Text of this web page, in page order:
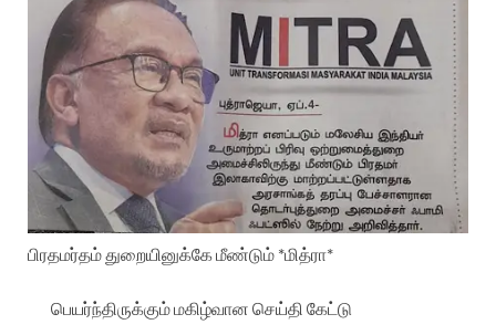
பிரதமர்தம்துறையினுக்கேமீண்டும் *மித்ரா*
பெயர்ந்திருக்கும்மகிழ்வான செய்தி கேட்டு